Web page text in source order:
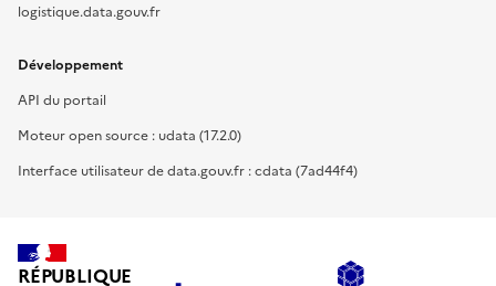
logistique.data.gouv.fr
Développement
API du portail
Moteur open source : udata (17.2.0)
Interface utilisateur de data.gouv.fr : cdata (7ad44f4)
RÉPUBLIQUE